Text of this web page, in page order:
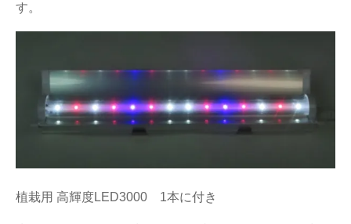
す。
植栽用 高輝度LED3000 1本に付き